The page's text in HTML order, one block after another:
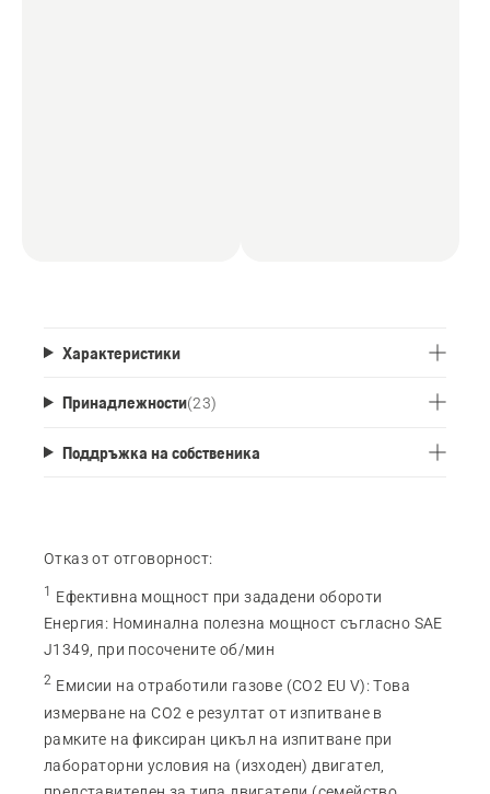
Характеристики
Принадлежности(23)
Поддръжка на собственика
Отказ от отговорност:
1 Ефективна мощност при зададени обороти
Енергия: Номинална полезна мощност съгласно SAE
J1349, при посочените об/мин
2 Емисии на отработили газове (CO2 EU V):Това
измерване на CO2 е резултат от изпитване в
рамките на фиксиран цикъл на изпитване при
лабораторни условия на (изходен) двигател,